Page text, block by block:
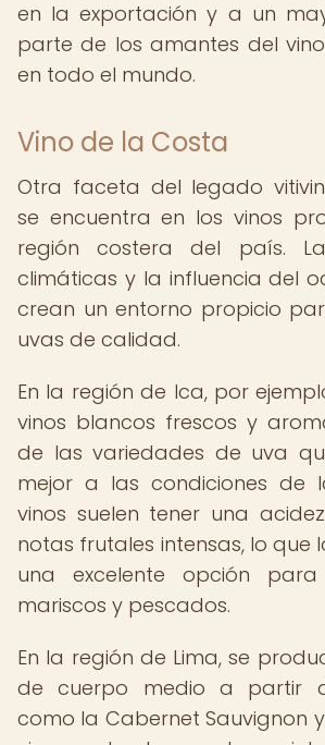
en la exportación y a un
parte de los amantes del
en todo el mundo.
Vino de la Costa
Otra faceta del legado
se encuentra en los vinos
región costera del país.
climáticas y la influencia del
crean un entorno propicio
uvas de calidad.
En la región de Ica, por
vinos blancos frescos y
de las variedades de uva
mejor a las condiciones de
vinos suelen tener una
notas frutales intensas, lo que
una excelente opción
mariscos y pescados.
En la región de Lima, se
de cuerpo medio a partir
como la Cabernet Sauvignon y